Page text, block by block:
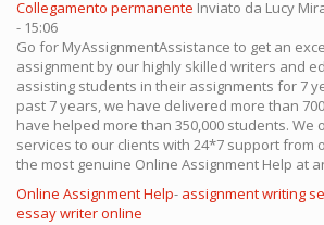
Collegamento permanente Inviato da Lucy
- 15:06
Go for MyAssignmentAssistance to get an
assignment by our highly skilled writers and
assisting students in their assignments for 7
past 7 years, we have delivered more than
have helped more than 350,000 students. We
services to our clients with 24*7 support from
the most genuine Online Assignment Help at
Online Assignment Help- assignment writing
essay writer online